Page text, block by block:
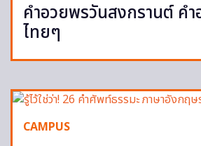
คำอวยพรวันสงกรานต์ ค
ไทยๆ
CAMPUS